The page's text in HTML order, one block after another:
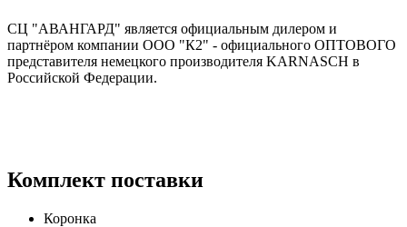
СЦ "АВАНГАРД" является официальным дилером и
партнёром компании OOO "К2" - официального ОПТОВОГО
представителя немецкого производителя KARNASCH в
Российской Федерации.
Комплект поставки
Коронка